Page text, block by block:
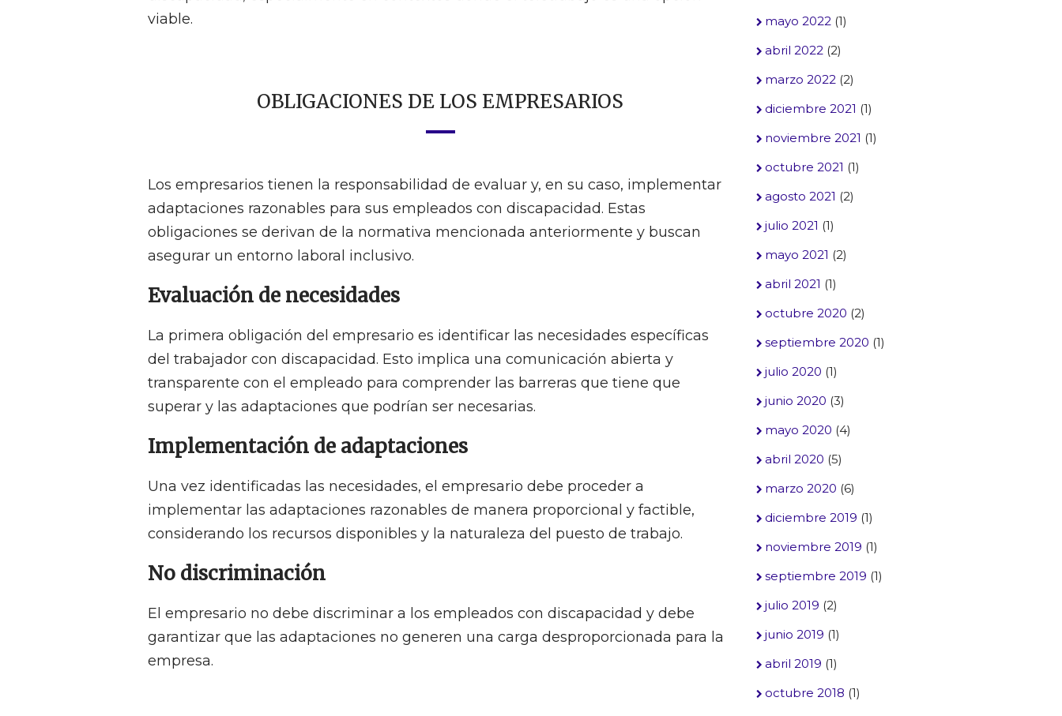
viable.
OBLIGACIONES DE LOS EMPRESARIOS
Los empresarios tienen la responsabilidad de evaluar y, en su caso, implementar
adaptaciones razonables para sus empleados con discapacidad. Estas
obligaciones se derivan de la normativa mencionada anteriormente y buscan
asegurar un entorno laboral inclusivo.
Evaluación de necesidades
La primera obligación del empresario es identificar las necesidades específicas
del trabajador con discapacidad. Esto implica una comunicación abierta y
transparente con el empleado para comprender las barreras que tiene que
superar y las adaptaciones que podrían ser necesarias.
Implementación de adaptaciones
Una vez identificadas las necesidades, el empresario debe proceder a
implementar las adaptaciones razonables de manera proporcional y factible,
considerando los recursos disponibles y la naturaleza del puesto de trabajo.
No discriminación
El empresario no debe discriminar a los empleados con discapacidad y debe
garantizar que las adaptaciones no generen una carga desproporcionada para la
empresa.
mayo 2022 (1)
abril 2022 (2)
marzo 2022 (2)
diciembre 2021 (1)
noviembre 2021 (1)
octubre 2021 (1)
agosto 2021 (2)
julio 2021 (1)
mayo 2021 (2)
abril 2021 (1)
octubre 2020 (2)
septiembre 2020 (1)
julio 2020 (1)
junio 2020 (3)
mayo 2020 (4)
abril 2020 (5)
marzo 2020 (6)
diciembre 2019 (1)
noviembre 2019 (1)
septiembre 2019 (1)
julio 2019 (2)
junio 2019 (1)
abril 2019 (1)
octubre 2018 (1)